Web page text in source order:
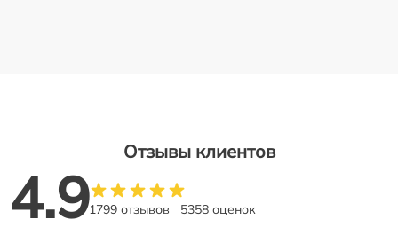
Отзывы клиентов
4.91799 отзывов 5358 оценок